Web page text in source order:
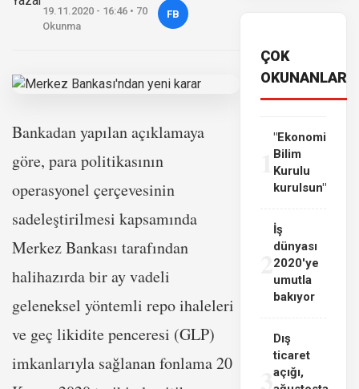
19.11.2020 - 16:46 • 70
Okunma
FB
Bankadan yapılan açıklamaya
göre, para politikasının
operasyonel çerçevesinin
sadeleştirilmesi kapsamında
Merkez Bankası tarafından
halihazırda bir ay vadeli
geleneksel yöntemli repo ihaleleri
ve geç likidite penceresi (GLP)
imkanlarıyla sağlanan fonlama 20
ÇOK
OKUNANLAR
"Ekonomi
Bilim
Kurulu
kurulsun"
İş
dünyası
2020'ye
umutla
bakıyor
3
Dış
ticaret
açığı,